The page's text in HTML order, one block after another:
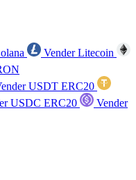
Vender Litecoin
USDT ERC20
USDC ERC20
Vender